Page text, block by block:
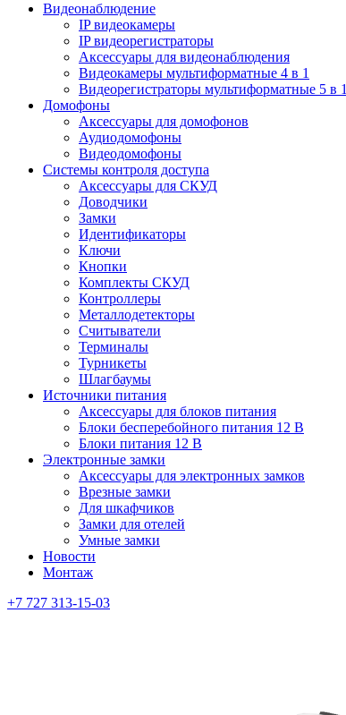
Видеонаблюдение
IP видеокамеры
IP видеорегистраторы
Аксессуары для видеонаблюдения
Видеокамеры мультиформатные 4 в 1
Видеорегистраторы мультиформатные 5 в 1
Домофоны
Аксессуары для домофонов
Аудиодомофоны
Видеодомофоны
Системы контроля доступа
Аксессуары для СКУД
Доводчики
Замки
Идентификаторы
Ключи
Кнопки
Комплекты СКУД
Контроллеры
Металлодетекторы
Считыватели
Терминалы
Турникеты
Шлагбаумы
Источники питания
Аксессуары для блоков питания
Блоки бесперебойного питания 12 В
Блоки питания 12 В
Электронные замки
Аксессуары для электронных замков
Врезные замки
Для шкафчиков
Замки для отелей
Умные замки
Новости
Монтаж
+7 727 313-15-03